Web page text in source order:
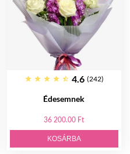
4.6 (242)
Édesemnek
36 200.00 Ft
KOSÁRBA